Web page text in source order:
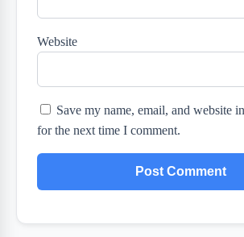
Website
Save my name, email, and website
for the next time I comment.